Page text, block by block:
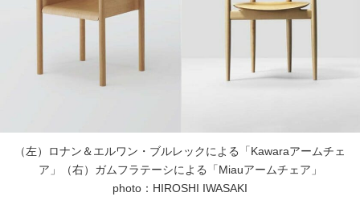
（左）ロナン＆エルワン・ブルレックによる「Kawaraアームチェ
ア」（右）ガムフラテーシによる「Miauアームチェア」
photo：HIROSHI IWASAKI